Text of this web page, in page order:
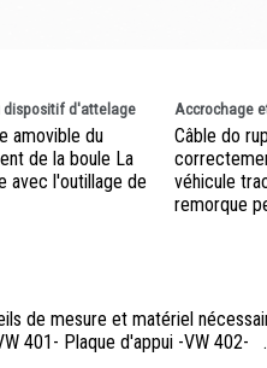
dispositif d'attelage
amovible du
de la boule La
avec l'outillage de
Accrochage
Câble do
véhicule
remorque
de mesure et matériel
401- Plaque d'appui -VW 402-